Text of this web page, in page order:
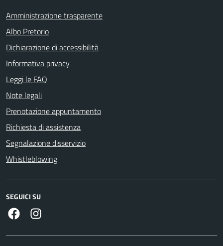
Amministrazione trasparente
Albo Pretorio
Dichiarazione di accessibilità
Informativa privacy
Leggi le FAQ
Note legali
Prenotazione appuntamento
Richiesta di assistenza
Segnalazione disservizio
Whistleblowing
SEGUICI SU
Facebook